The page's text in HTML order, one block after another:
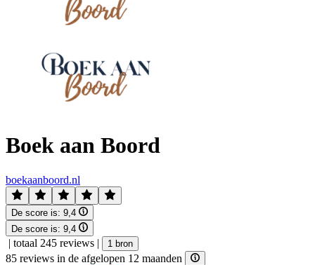
Boek aan Boord
boekaanboord.nl
De score is: 9,4
De score is: 9,4
| totaal 245 reviews | 1 bron
85 reviews in de afgelopen 12 maanden